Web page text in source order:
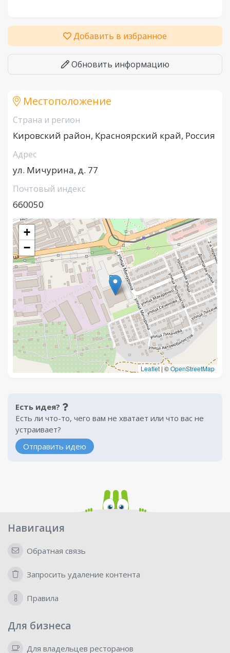
Добавить в избранное
Обновить информацию
Местоположение
Страна и регион
Кировский район, Красноярский край, Россия
Адрес
ул. Мичурина, д. 77
Почтовый индекс
660050
+
−
Leaflet|©OpenStreetMap
Есть идея?
Есть ли что-то, чего вам не хватает или что вас не
устраивает?
Отправить идею
Навигация
Обратная связь
Запросить удаление контента
Правила
Для бизнеса
Для владельцев ресторанов